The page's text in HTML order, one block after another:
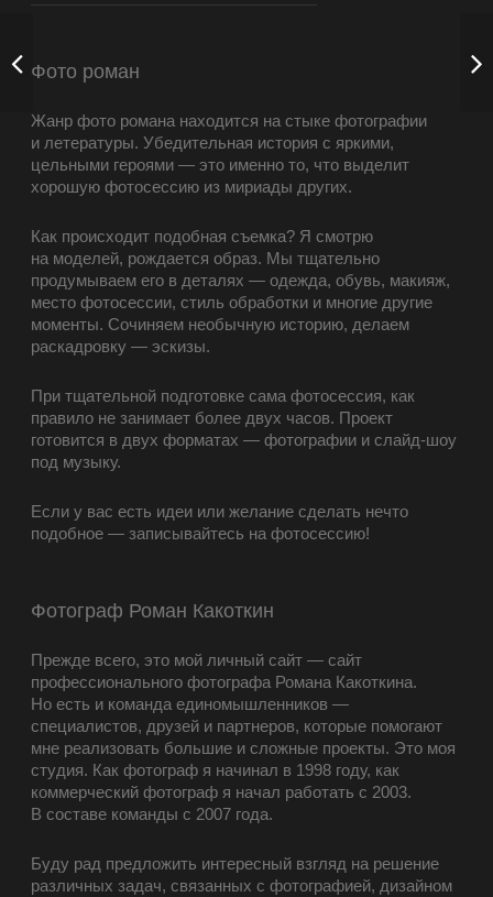
Фото роман
Жанр фото романа находится на стыке фотографии
и летературы. Убедительная история с яркими,
цельными героями — это именно то, что выделит
хорошую фотосессию из мириады других.
Как происходит подобная съемка? Я смотрю
на моделей, рождается образ. Мы тщательно
продумываем его в деталях — одежда, обувь, макияж,
место фотосессии, стиль обработки и многие другие
моменты. Сочиняем необычную историю, делаем
раскадровку — эскизы.
При тщательной подготовке сама фотосессия, как
правило не занимает более двух часов. Проект
готовится в двух форматах — фотографии и слайд-шоу
под музыку.
Если у вас есть идеи или желание сделать нечто
подобное — записывайтесь на фотосессию!
Фотограф Роман Какоткин
Прежде всего, это мой личный сайт — сайт
профессионального фотографа Романа Какоткина.
Но есть и команда единомышленников —
специалистов, друзей и партнеров, которые помогают
мне реализовать большие и сложные проекты. Это моя
студия. Как фотограф я начинал в 1998 году, как
коммерческий фотограф я начал работать с 2003.
В составе команды с 2007 года.
Буду рад предложить интересный взгляд на решение
различных задач, связанных с фотографией, дизайном